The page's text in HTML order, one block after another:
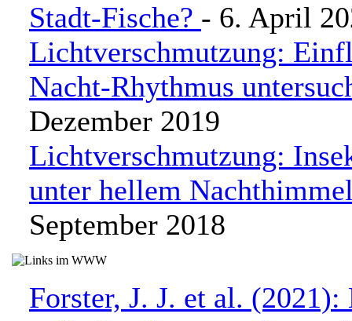
Stadt-Fische? - 6. April
Lichtverschmutzung:
Nacht-Rhythmus
Dezember 2019
Lichtverschmutzung:
unter hellem
September 2018
Forster, J. J. et al.